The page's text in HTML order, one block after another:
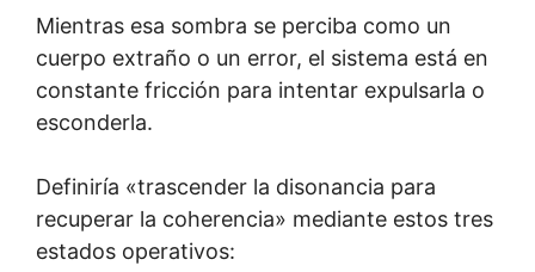
Mientras esa sombra se perciba como un
cuerpo extraño o un error, el sistema está en
constante fricción para intentar expulsarla o
esconderla.
Definiría «trascender la disonancia para
recuperar la coherencia» mediante estos tres
estados operativos: